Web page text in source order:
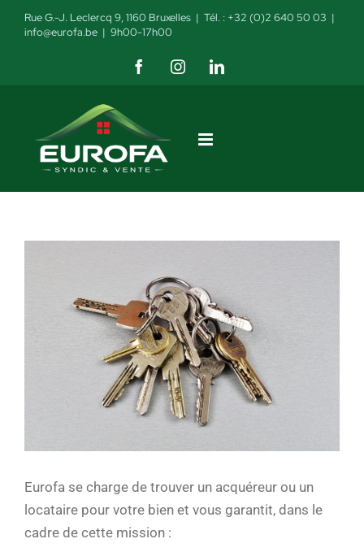
SkipRue G.-J. Leclercq 9, 1160 Bruxelles | Tél. : +32 (0)2 640 50 03 |
info@eurofa.be | 9h00-17h00
FacebookInstagramLinkedIn
Eurofa se charge de trouver un acquéreur ou un
locataire pour votre bien et vous garantit, dans le
cadre de cette mission :